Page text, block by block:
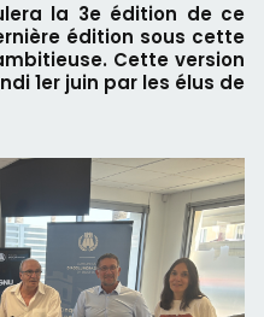
la 3e édition de ce
édition sous cette
Cette version
1er juin par les élus de